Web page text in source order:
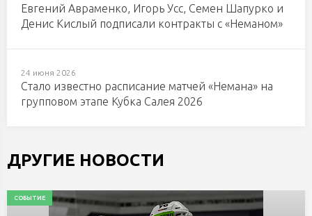
Евгений Авраменко, Игорь Усс, Семен Шапурко и
Денис Кислый подписали контракты с «Неманом»
24 июня 2026
Стало известно расписание матчей «Немана» на
групповом этапе Кубка Салея 2026
ДРУГИЕ НОВОСТИ
СОБЫТИЕ